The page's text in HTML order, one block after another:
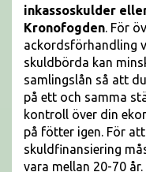
inkassoskulder
Kronofogden. För
ackordsförhandling
skuldbörda kan
samlingslån så att
på ett och samma
kontroll över din
på fötter igen. För
skuldfinansiering
vara mellan 20-70